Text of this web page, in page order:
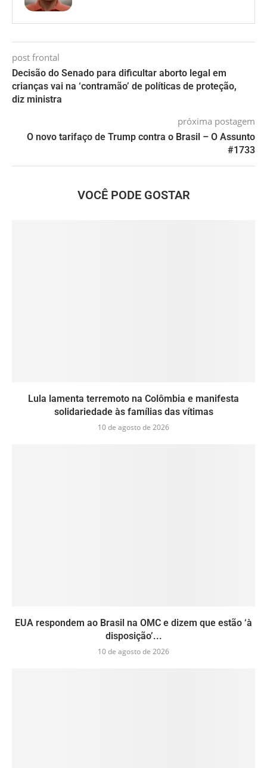
post frontal
Decisão do Senado para dificultar aborto legal em
crianças vai na ‘contramão’ de políticas de proteção,
diz ministra
próxima postagem
O novo tarifaço de Trump contra o Brasil – O Assunto
#1733
VOCÊ PODE GOSTAR
Lula lamenta terremoto na Colômbia e manifesta
solidariedade às famílias das vítimas
10 de agosto de 2026
EUA respondem ao Brasil na OMC e dizem que estão ‘à
disposição’...
10 de agosto de 2026